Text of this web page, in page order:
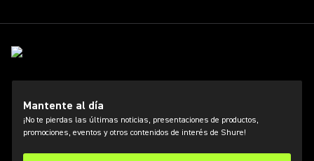
Mantente al día
¡No te pierdas las últimas noticias, presentaciones de productos,
promociones, eventos y otros contenidos de interés de Shure!